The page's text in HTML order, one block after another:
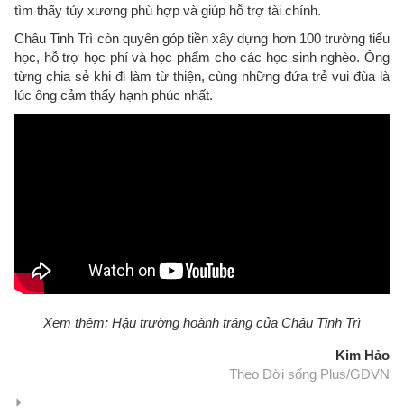
tìm thấy tủy xương phù hợp và giúp hỗ trợ tài chính.
Châu Tinh Trì còn quyên góp tiền xây dựng hơn 100 trường tiểu
học, hỗ trợ học phí và học phẩm cho các học sinh nghèo. Ông
từng chia sẻ khi đi làm từ thiện, cùng những đứa trẻ vui đùa là
lúc ông cảm thấy hạnh phúc nhất.
Xem thêm: Hậu trường hoành tráng của Châu Tinh Trì
Kim Hảo
Theo Đời sống Plus/GĐVN